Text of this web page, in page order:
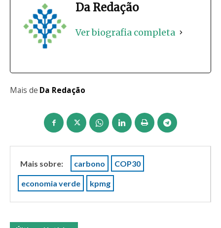
Da Redação
Ver biografia completa
Mais de Da Redação
Mais sobre: carbono COP30
economia verde kpmg